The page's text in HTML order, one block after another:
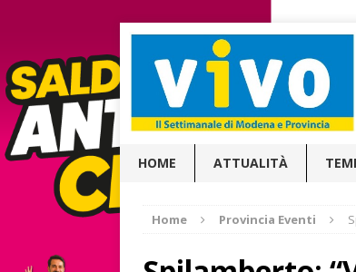
HOME ATTUALITÀ
Home Provincia Eventi